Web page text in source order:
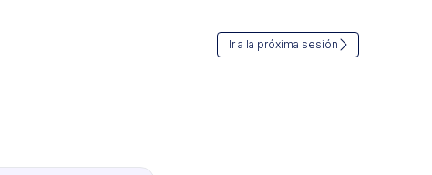
Ir a la próxima sesión